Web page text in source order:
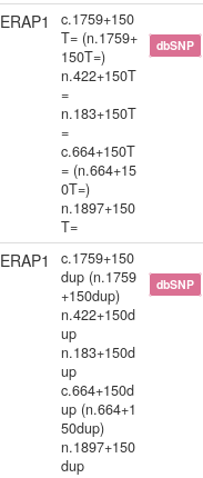
ERAP1
c.1759+150
T= (n.1759+
150T=)
n.422+150T
=
n.183+150T
=
c.664+150T
= (n.664+15
0T=)
n.1897+150
T=
dbSNP
ERAP1
c.1759+150
dup (n.1759
+150dup)
n.422+150d
up
n.183+150d
up
c.664+150d
up (n.664+1
50dup)
n.1897+150
dup
dbSNP